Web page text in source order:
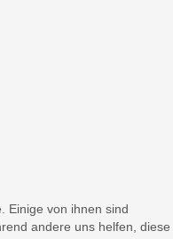
Einige von ihnen sind
andere uns helfen, diese